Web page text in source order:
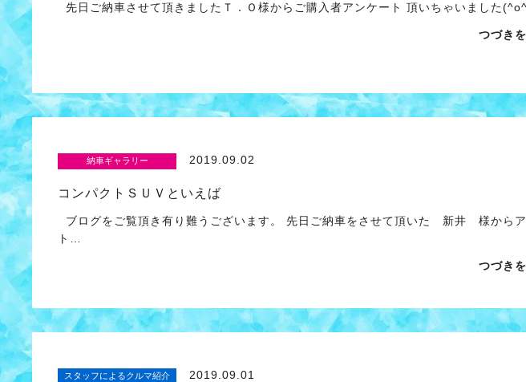
先日ご納車させて頂きましたＴ．Ｏ様からご購入者アンケート 頂いちゃいました
つづき
納車ギャラリー 2019.09.02
コンパクトＳＵＶといえば
ブログをご覧頂き有り難うございます。 先日ご納車をさせて頂いた 新井 様から
ト…
つづき
スタッフによるクルマ紹介 2019.09.01